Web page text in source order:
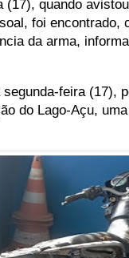
(17), quando
foi encontrado,
da arma,
feira (17),
do Lago-Açu,